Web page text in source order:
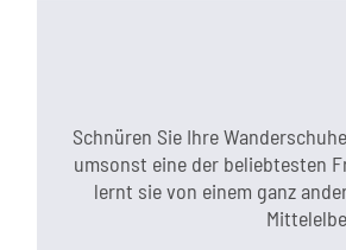
Schnüren Sie Ihre
umsonst eine der beliebtesten
lernt sie von einem ganz